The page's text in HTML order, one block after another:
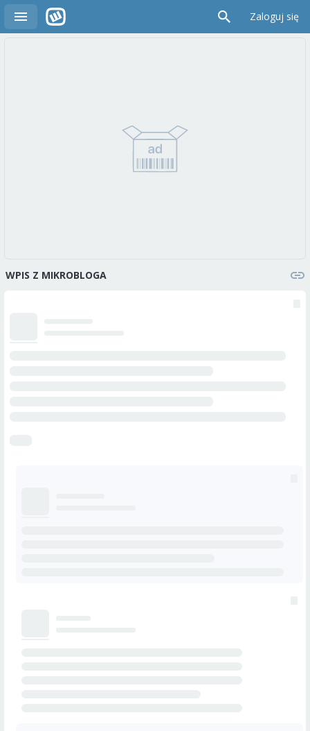
Zaloguj się
WPIS Z MIKROBLOGA